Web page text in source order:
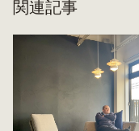
関連記事